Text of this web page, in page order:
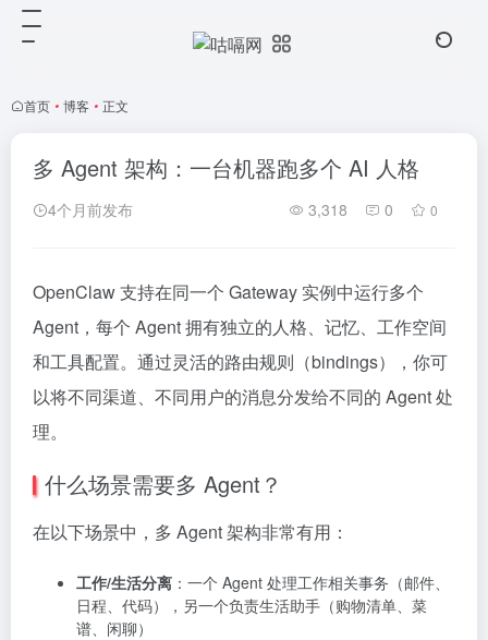
首页 • 博客 • 正文
多 Agent 架构：一台机器跑多个 AI 人格
4个月前发布 3,318 0 0
OpenClaw 支持在同一个 Gateway 实例中运行多个
Agent，每个 Agent 拥有独立的人格、记忆、工作空间
和工具配置。通过灵活的路由规则（bindings），你可
以将不同渠道、不同用户的消息分发给不同的 Agent 处
理。
什么场景需要多 Agent？
在以下场景中，多 Agent 架构非常有用：
工作/生活分离 ：一个 Agent 处理工作相关事务（邮件、
日程、代码），另一个负责生活助手（购物清单、菜
谱、闲聊）